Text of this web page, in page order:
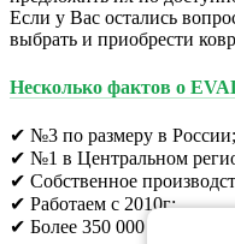
Если у Вас остались
выбрать и приобрести
Несколько фактов о
✔ №3 по размеру в России;
✔ №1 в Центральном
✔ Собственное
✔ Работаем с 2010г;
✔ Более 350 000 клиентов;​